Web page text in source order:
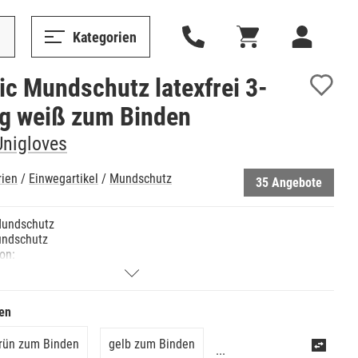
Kategorien
Mundschutz latexfrei 3-
weiß zum Binden
/ Einwegartikel / Mundschutz 35 Angebote
kann der Mundschutz nicht nur im OP sondern auch
Nasenbügel
zum Binden gelb zum Binden ...